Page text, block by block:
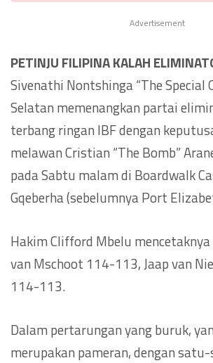
Advertisement
PETINJU FILIPINA KALAH
Sivenathi Nontshinga “The Special
Selatan memenangkan partai
terbang ringan IBF dengan
melawan Cristian “The Bomb”
pada Sabtu malam di Boardwalk
Gqeberha (sebelumnya Port
Hakim Clifford Mbelu
van Mschoot 114-113, Jaap van
114-113.
Dalam pertarungan yang buruk,
merupakan pameran, dengan